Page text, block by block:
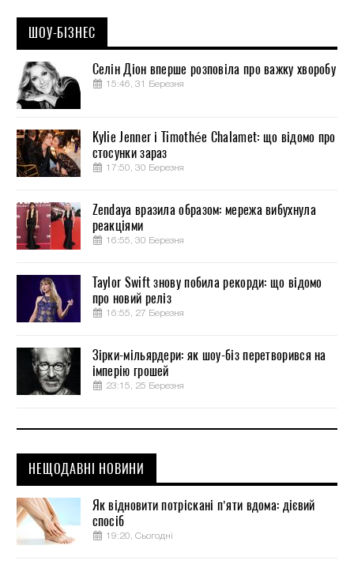
ШОУ-БІЗНЕС
Селін Діон вперше розповіла про важку хворобу
15:46, 31 Березня
Kylie Jenner і Timothée Chalamet: що відомо про
стосунки зараз
17:50, 30 Березня
Zendaya вразила образом: мережа вибухнула
реакціями
16:55, 30 Березня
Taylor Swift знову побила рекорди: що відомо
про новий реліз
16:55, 27 Березня
Зірки-мільярдери: як шоу-біз перетворився на
імперію грошей
23:15, 25 Березня
НЕЩОДАВНІ НОВИНИ
Як відновити потріскані п’яти вдома: дієвий
спосіб
19:20, Сьогодні